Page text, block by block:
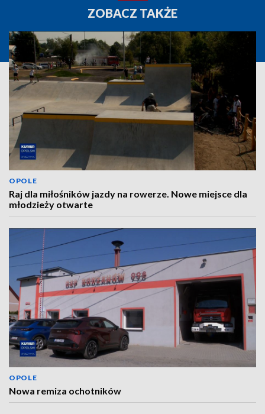
ZOBACZ TAKŻE
OPOLE
Raj dla miłośników jazdy na rowerze. Nowe miejsce dla
młodzieży otwarte
OPOLE
Nowa remiza ochotników